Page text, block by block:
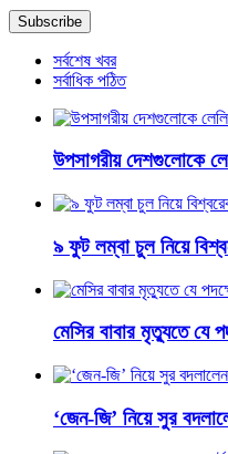
সর্বশেষ খবর
সর্বাধিক পঠিত
উপসাগরীয় দেশগুলোকে
৯ ফুট লম্বা চুল নিয়ে
মেসির বাবার মৃত্যুতে যে
‘জেন-জি’ নিয়ে সুর